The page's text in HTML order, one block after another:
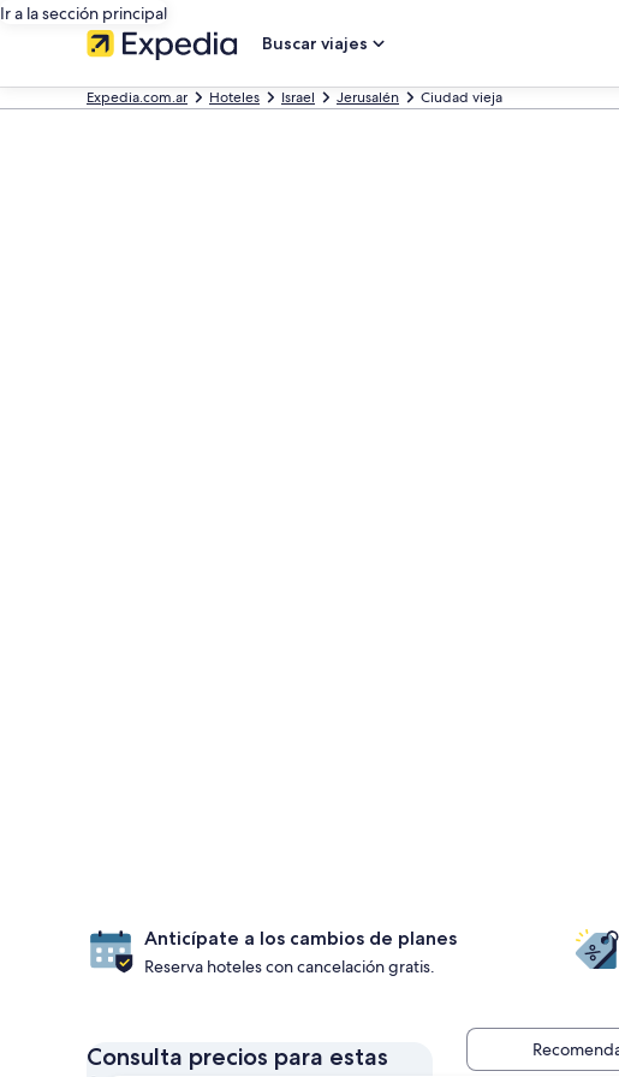
Ir a la sección principal
Buscar viajes
Expedia.com.ar Hoteles Israel Jerusalén Ciudad vieja
Anticípate a los cambios de planes
Reserva hoteles con cancelación gratis.
Consulta precios para estas